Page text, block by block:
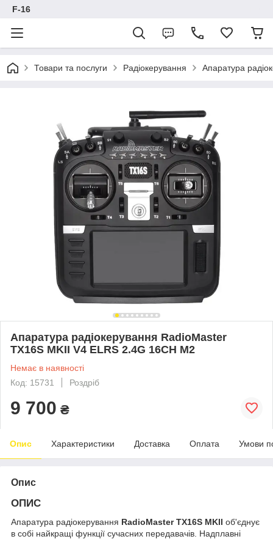
F-16
Товари та послуги Радіокерування Апаратура
Апаратура радіокерування RadioMaster
TX16S MKII V4 ELRS 2.4G 16CH M2
Немає в наявності
Код: 15731
Роздріб
9 700 ₴
Опис Характеристики Доставка Оплата Умови
Опис
ОПИС
Апаратура радіокерування RadioMaster TX16S MKII об'єднує
в собі найкращі функції сучасних передавачів. Надплавні